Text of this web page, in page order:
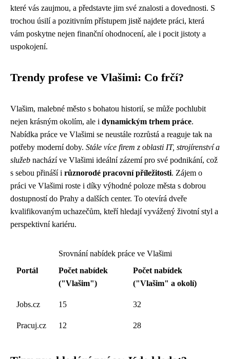
které vás zaujmou, a představte jim své znalosti a dovednosti. S
trochou úsilí a pozitivním přístupem jistě najdete práci, která
vám poskytne nejen finanční ohodnocení, ale i pocit jistoty a
uspokojení.
Trendy profese ve Vlašimi: Co frčí?
Vlašim, malebné město s bohatou historií, se může pochlubit
nejen krásným okolím, ale i dynamickým trhem práce.
Nabídka práce ve Vlašimi se neustále rozrůstá a reaguje tak na
potřeby moderní doby. Stále více firem z oblasti IT, strojírenství a
služeb nachází ve Vlašimi ideální zázemí pro své podnikání, což
s sebou přináší i různorodé pracovní příležitosti. Zájem o
práci ve Vlašimi roste i díky výhodné poloze města s dobrou
dostupností do Prahy a dalších center. To otevírá dveře
kvalifikovaným uchazečům, kteří hledají vyvážený životní styl a
perspektivní kariéru.
Srovnání nabídek práce ve Vlašimi
Portál
Počet nabídek
("Vlašim")
Počet nabídek
("Vlašim" a okolí)
Jobs.cz 15 32
Pracuj.cz 12 28